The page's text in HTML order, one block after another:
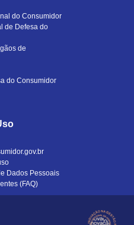
do Consumidor
de Defesa do
de
do Consumidor
Dados Pessoais
(FAQ)